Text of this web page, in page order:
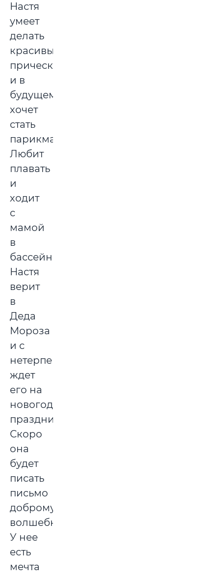
Настя
умеет
делать
красивые
прически
и в
будущем
хочет
стать
парикмахером.
Любит
плавать
и
ходит
с
мамой
в
бассейн.
Настя
верит
в
Деда
Мороза
и с
нетерпением
ждет
его на
новогодние
праздники.
Скоро
она
будет
писать
письмо
доброму
волшебнику.
У нее
есть
мечта